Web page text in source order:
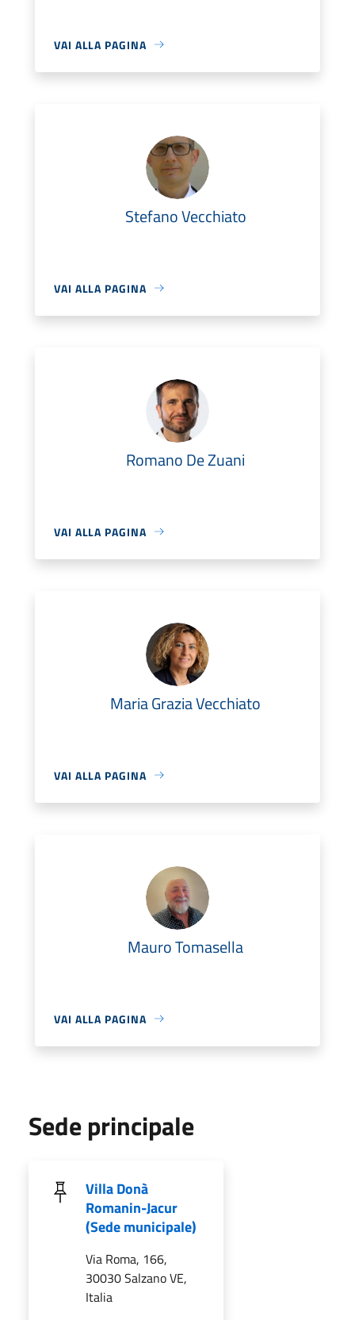
VAI ALLA PAGINA
Stefano Vecchiato
VAI ALLA PAGINA
Romano De Zuani
VAI ALLA PAGINA
Maria Grazia Vecchiato
VAI ALLA PAGINA
Mauro Tomasella
VAI ALLA PAGINA
Sede principale
Villa Donà
Romanin-Jacur
(Sede municipale)
Via Roma, 166,
30030 Salzano VE,
Italia